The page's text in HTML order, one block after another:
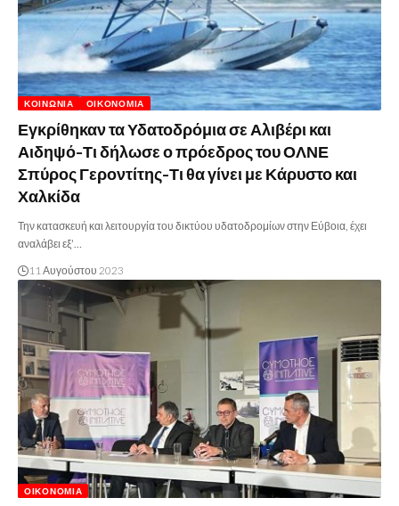
ΚΟΙΝΩΝΊΑ ΟΙΚΟΝΟΜΊΑ
Εγκρίθηκαν τα Υδατοδρόμια σε Αλιβέρι και
Αιδηψό-Τι δήλωσε ο πρόεδρος του ΟΛΝΕ
Σπύρος Γεροντίτης-Τι θα γίνει με Κάρυστο και
Χαλκίδα
Την κατασκευή και λειτουργία του δικτύου υδατοδρομίων στην Εύβοια, έχει
αναλάβει εξ’…
11 Αυγούστου 2023
ΟΙΚΟΝΟΜΊΑ